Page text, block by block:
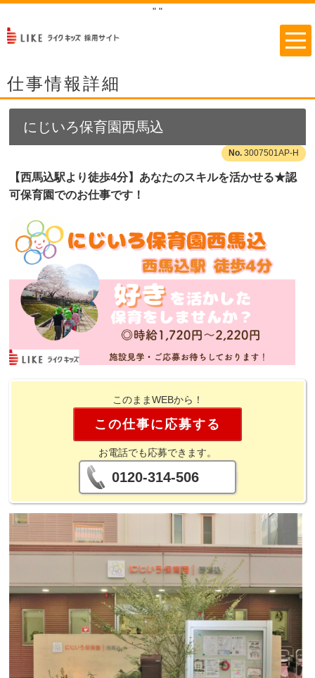
" "
仕事情報詳細
にじいろ保育園西馬込
3007501AP-H
【西馬込駅より徒歩4分】あなたのスキルを活かせる★認
可保育園でのお仕事です！
このままWEBから！
この仕事に応募する
お電話でも応募できます。
0120-314-506